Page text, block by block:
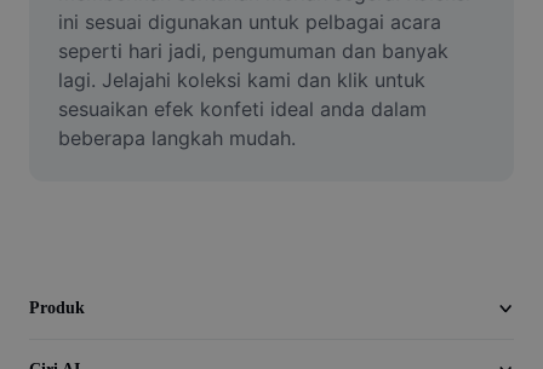
Pangkas Video
Tambahkan Sari Kata pada Video
Penukar Video
ini sesuai digunakan untuk pelbagai acara
seperti hari jadi, pengumuman dan banyak
lagi. Jelajahi koleksi kami dan klik untuk
sesuaikan efek konfeti ideal anda dalam
beberapa langkah mudah.
Produk